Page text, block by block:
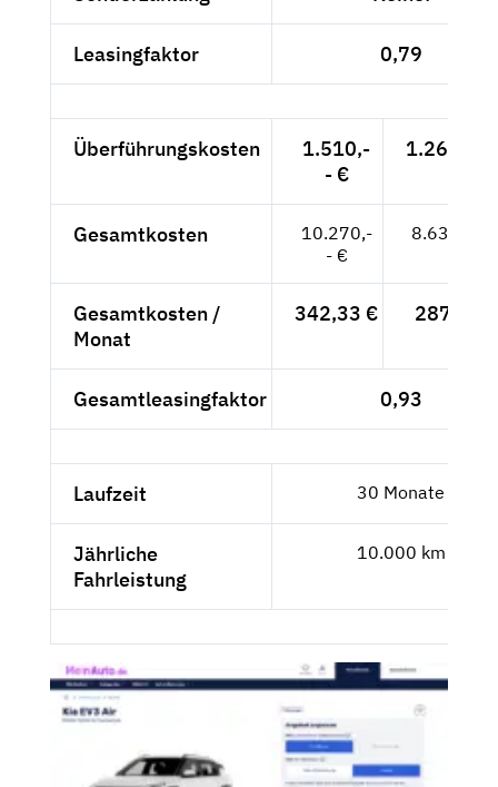
Leasingfaktor 0,79
Überführungskosten
1.510,-
- €
1.268,91
Gesamtkosten
10.270,-
- €
8.630,25
Gesamtkosten /
Monat
342,33 € 287,68 €
Gesamtleasingfaktor 0,93
Laufzeit 30 Monate
Jährliche
Fahrleistung
10.000 km